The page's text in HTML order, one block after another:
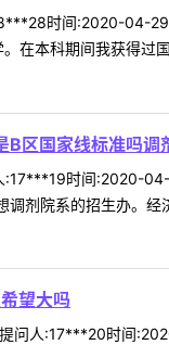
时间:2020-04-
在本科期间我获得过
区国家线标准吗调
时间:2020-
调剂院系的招生办。
望大吗
问人:17***20时间